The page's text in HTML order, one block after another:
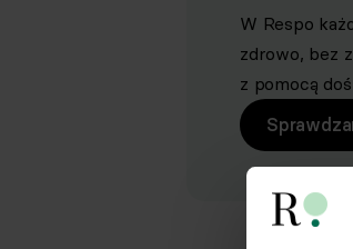
W Respo
zdrowo, bez
z pomocą